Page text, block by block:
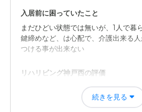
入居前に困っていたこと
まだひどい状態では無いが、1人で暮
鍵締めなど、は心配で、介護出来る
つける事が出来ない
リハリビング神戸西の評価
施設の雰囲気も良い感じはした。働
して親切さも感じた。ご飯も美味しい
続きを見る